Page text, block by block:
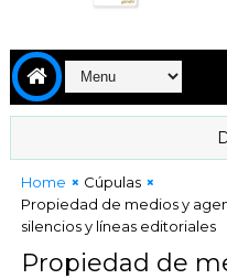
Home
Cúpulas
Propiedad de medios y
silencios y líneas editoriales
Propiedad de